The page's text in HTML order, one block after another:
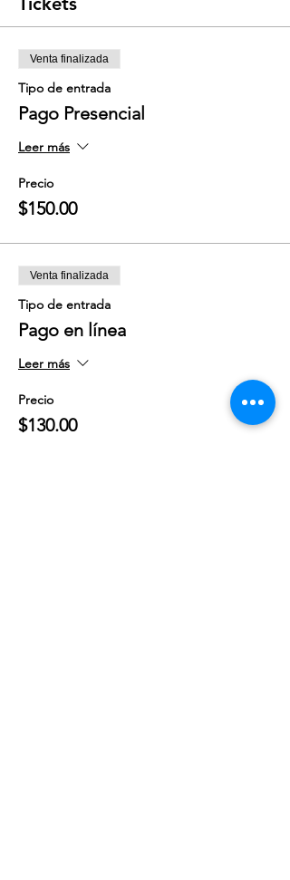
Venta finalizada
Tipo de entrada
Pago Presencial
Leer más
Precio
$150.00
Venta finalizada
Tipo de entrada
Pago en línea
Leer más
Precio
$130.00